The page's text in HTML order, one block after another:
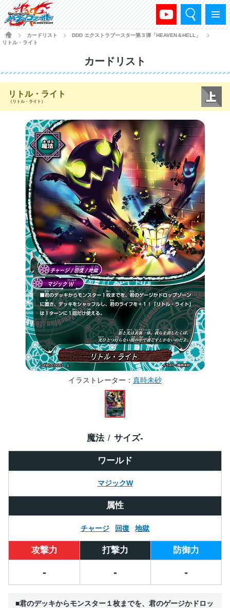
メニュー
検索
HOME
カードリスト DDD エクストラブースター第３弾「HEAVEN＆HELL」
リトル・ライト
カードリスト
リトル・ライト
（リトル・ライト）
イラストレーター 真時未砂
ワールド
マジックW
魔法 サイズ-
属性
チャージ 回復 地獄
攻撃力 打撃力 防御力
- - -
■君のデッキからモンスター１枚までを、君のゲージかドロッ